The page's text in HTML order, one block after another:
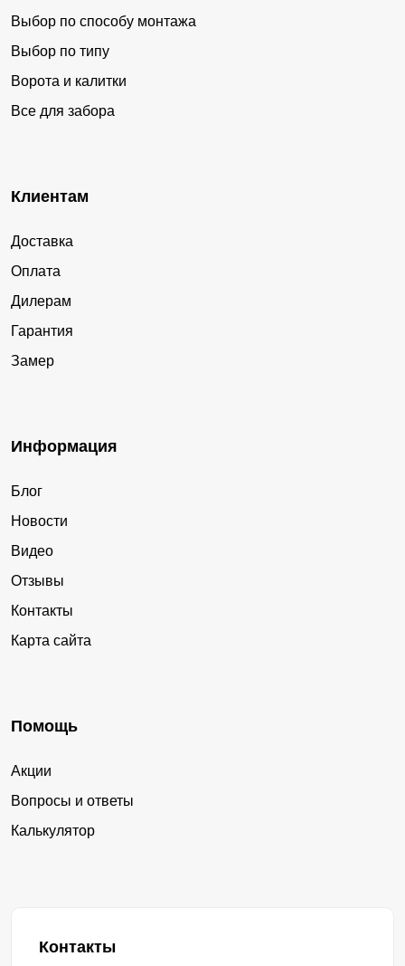
Выбор по способу монтажа
Выбор по типу
Ворота и калитки
Все для забора
Клиентам
Доставка
Оплата
Дилерам
Гарантия
Замер
Информация
Блог
Новости
Видео
Отзывы
Контакты
Карта сайта
Помощь
Акции
Вопросы и ответы
Калькулятор
Контакты